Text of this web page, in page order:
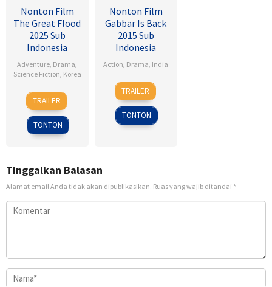
Nonton Film
The Great Flood
2025 Sub
Indonesia
Adventure, Drama,
Science Fiction, Korea
18
Sep
2025
Kim
Byung-
woo
TRAILER
TONTON
Nonton Film
Gabbar Is Back
2015 Sub
Indonesia
Action, Drama, India
1
May
2015
Radha
Krishna
Jagarlamudi
TRAILER
TONTON
Tinggalkan Balasan
Alamat email Anda tidak akan dipublikasikan. Ruas yang wajib ditandai *